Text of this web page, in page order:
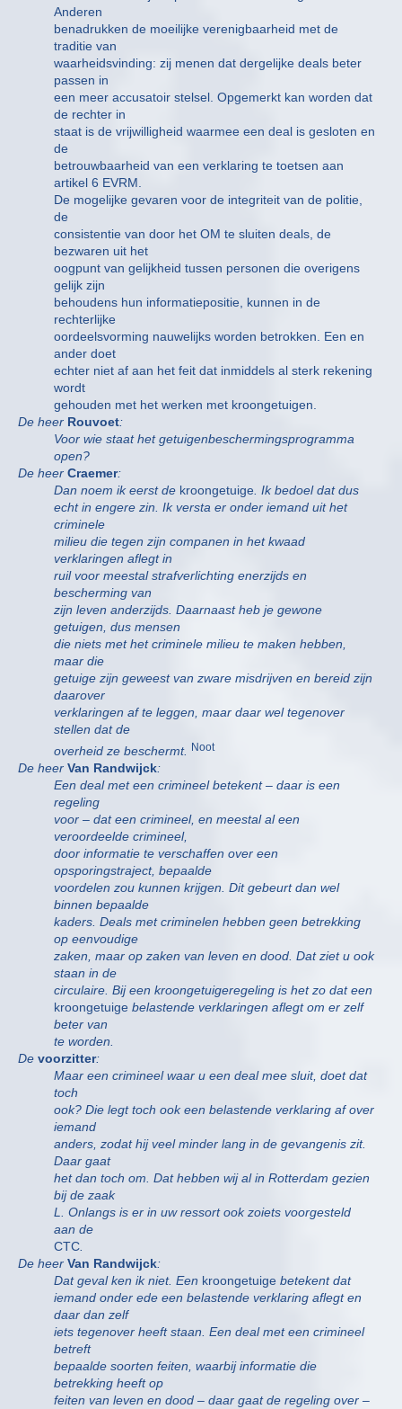
Anderen
benadrukken de moeilijke verenigbaarheid met de
traditie van
waarheidsvinding: zij menen dat dergelijke deals beter
passen in
een meer accusatoir stelsel. Opgemerkt kan worden dat
de rechter in
staat is de vrijwilligheid waarmee een deal is gesloten en
de
betrouwbaarheid van een verklaring te toetsen aan
artikel 6 EVRM.
De mogelijke gevaren voor de integriteit van de politie,
de
consistentie van door het OM te sluiten deals, de
bezwaren uit het
oogpunt van gelijkheid tussen personen die overigens
gelijk zijn
behoudens hun informatiepositie, kunnen in de
rechterlijke
oordeelsvorming nauwelijks worden betrokken. Een en
ander doet
echter niet af aan het feit dat inmiddels al sterk rekening
wordt
gehouden met het werken met kroongetuigen.
De heer Rouvoet:
Voor wie staat het getuigenbeschermingsprogramma
open?
De heer Craemer:
Dan noem ik eerst de kroongetuige . Ik bedoel dat dus
echt in engere zin. Ik versta er onder iemand uit het
criminele
milieu die tegen zijn companen in het kwaad
verklaringen aflegt in
ruil voor meestal strafverlichting enerzijds en
bescherming van
zijn leven anderzijds. Daarnaast heb je gewone
getuigen, dus mensen
die niets met het criminele milieu te maken hebben,
maar die
getuige zijn geweest van zware misdrijven en bereid zijn
daarover
verklaringen af te leggen, maar daar wel tegenover
stellen dat de
overheid ze beschermt.
Noot
De heer Van Randwijck:
Een deal met een crimineel betekent – daar is een
regeling
voor – dat een crimineel, en meestal al een
veroordeelde crimineel,
door informatie te verschaffen over een
opsporingstraject, bepaalde
voordelen zou kunnen krijgen. Dit gebeurt dan wel
binnen bepaalde
kaders. Deals met criminelen hebben geen betrekking
op eenvoudige
zaken, maar op zaken van leven en dood. Dat ziet u ook
staan in de
circulaire. Bij een kroongetuigeregeling is het zo dat een
kroongetuige belastende verklaringen aflegt om er zelf
beter van
te worden.
De voorzitter:
Maar een crimineel waar u een deal mee sluit, doet dat
toch
ook? Die legt toch ook een belastende verklaring af over
iemand
anders, zodat hij veel minder lang in de gevangenis zit.
Daar gaat
het dan toch om. Dat hebben wij al in Rotterdam gezien
bij de zaak
L. Onlangs is er in uw ressort ook zoiets voorgesteld
aan de
CTC
De heer Van Randwijck:
Dat geval ken ik niet. Een kroongetuige betekent dat
iemand onder ede een belastende verklaring aflegt en
daar dan zelf
iets tegenover heeft staan. Een deal met een crimineel
betreft
bepaalde soorten feiten, waarbij informatie die
betrekking heeft op
feiten van leven en dood – daar gaat de regeling over –